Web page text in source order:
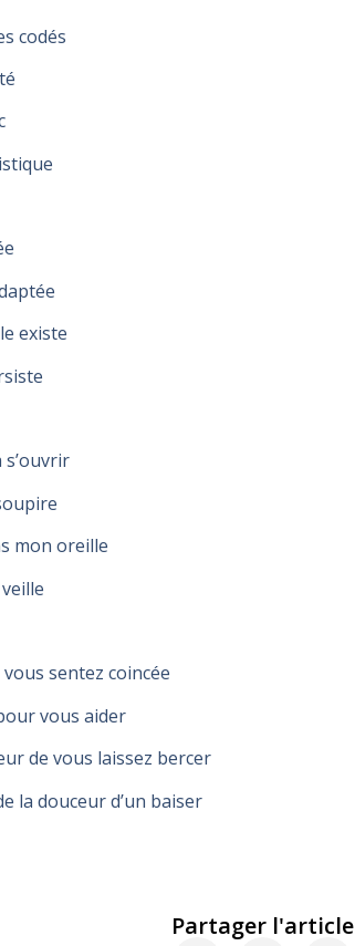
codés
existe
mon oreille
sentez coincée
vous aider
de vous laissez bercer
la douceur d’un baiser
Partager l'article